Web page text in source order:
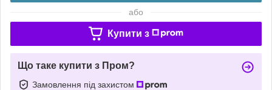
або
Купити з
Що таке купити з Пром?
Замовлення під захистом